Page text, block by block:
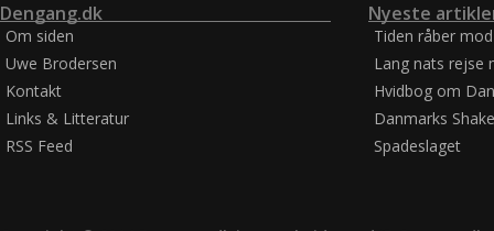
Dengang.dk
Om siden
Uwe Brodersen
Kontakt
Links & Litteratur
RSS Feed
Nyeste
Tiden råber
Lang nats rejse
Hvidbog om
Danmarks
Spadeslaget